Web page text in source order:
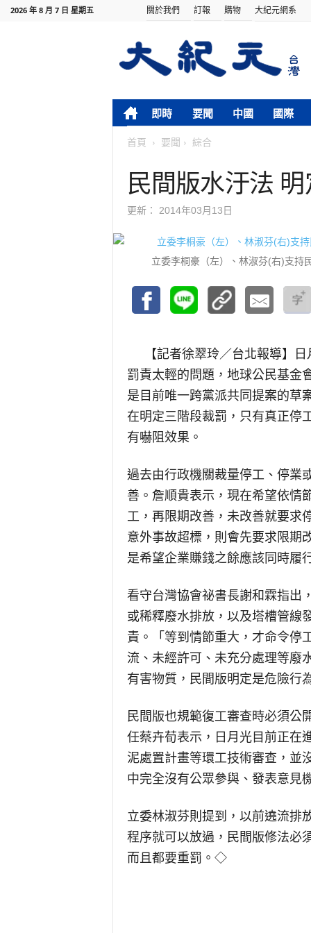
2026 年 8 月 7 日 星期五 關於我們 訂報 購物 大紀元網系
即時 要聞 中國 國際
首頁 要聞 綜合
民間版水汙法
更新： 2014年03月13日
立委李桐豪（左）、林淑芬(右)支持
【記者徐翠玲／台北報導】
罰責太輕的問題，地球公民基金
是目前唯一跨黨派共同提案的草
在明定三階段裁罰，只有真正停
有嚇阻效果。
過去由行政機關裁量停工、停業
善。詹順貴表示，現在希望依情
工，再限期改善，未改善就要求
意外事故超標，則會先要求限期
是希望企業賺錢之餘應該同時履
看守台灣協會祕書長謝和霖指出
或稀釋廢水排放，以及塔槽管線
責。「等到情節重大，才命令停
流、未經許可、未充分處理等廢
有害物質，民間版明定是危險行
民間版也規範復工審查時必須公
任蔡卉荀表示，日月光目前正在
泥處置計畫等環工技術審查，並
中完全沒有公眾參與、發表意見
立委林淑芬則提到，以前遶流排
程序就可以放過，民間版修法必
而且都要重罰。◇